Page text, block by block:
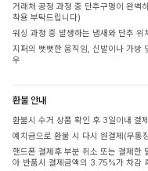
거래처 공정 과정 중 단추구멍이 완벽
착용 부탁드립니다)
워싱 과정 중 발생하는 냄새와 단추
지퍼의 뻣뻣한 움직임, 신발이나 가방
우
환불 안내
환불시 수거 상품 확인 후 3일이내 결
예치금으로 환불 시 다시 원결제(무통
핸드폰 결제후 부분 취소 또는 결제한
아 반품시 결제금액의 3.75%가 차감